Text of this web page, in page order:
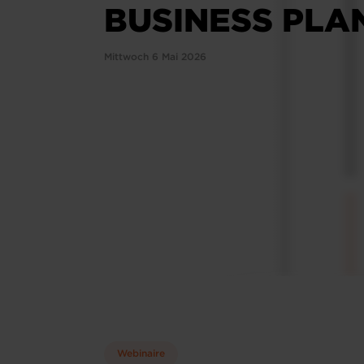
BUSINESS
Mittwoch 6 Mai 2026
Webinaire